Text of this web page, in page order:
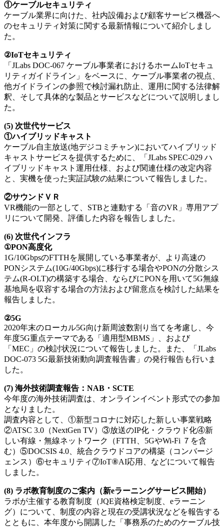
①ケーブルセキュリティ
ケーブル業界に向けた、社内設備および顧客サービス機器へ
のセキュリティ対策に関する最新情報について紹介しまし
た。
②IoTセキュリティ
「JLabs DOC-067 ケーブル事業者におけるホームIoTセキュ
リティガイドライン」をベースに、ケーブル事業者の視点、
他ガイドラインの参照で検討漏れ防止、運用に関する法律解
釈、そして具体的な製品とサービスなどについて説明しまし
た。
(5) 次世代サービス
①ハイブリッドキャスト
ケーブル自主放送(地デジコミチャン)においてハイブリッド
キャストサービスを提供するために、「JLabs SPEC-029 ハ
イブリッドキャスト運用仕様、および関連仕様の改定内容
と、実機を使った実証試験の結果について報告しました。
②サウンドＶＲ
VR機能の一部として、STBと連動する「音のVR」専用アプ
リについて開発、評価した内容を報告しました。
(6) 次世代インフラ
①PON高度化
1G/10GbpsのFTTHを展開している事業者が、より高速の
PONシステム(10G/40Gbps)に移行する場合やPONの分散シス
テム(R-OLT)の構築する場合、ならびにPONを用いて5G無線
基地局を収容する場合の方法および留意点を検討した結果を
報告しました。
②5G
2020年末のローカル5G向け新周波数割り当てを考慮し、今
年度5G重点テーマである「適用型MBMS」、および
「MEC」の検討状況について報告しました。また、「JLabs
DOC-073 5G最新技術動向調査報告書」の発行報告も行いま
した。
(7) 海外技術調査報告：NAB・SCTE
今年度の海外技術調査は、オンラインイベント形式での参加
となりました。
調査内容として、①新型コロナに対応した新しい事業戦略
②ATSC 3.0（NextGen TV）③放送のIP化・クラウド化④新
しい有線・無線ネットワーク（FTTH、5GやWi-Fi ７を含
む）⑤DOCSIS 4.0、統合クラウドコアの構築（コンバージ
ェンス）⑥セキュリティ⑦IoT⑧AI応用、などについて報告
しました。
(8) ラボ教育制度のご案内（新eラーニングサービス開始）
ラボが主催する教育制度（JQE資格検定制度、eラーニン
グ）について、制度の内容と現在の受講状況などを報告する
とともに、本年度から開講した「事務系のためのケーブル技